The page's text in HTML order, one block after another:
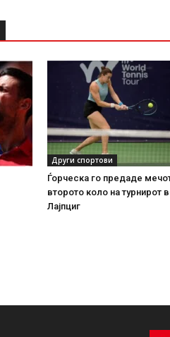
Други спортови
Ѓорческа го предаде
второто коло на турнирот
Лајпциг